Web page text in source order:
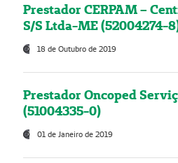
Prestador CERPAM –
S/S Ltda-ME (52004274-
18 de Outubro de 2019
Prestador Oncoped
(51004335-0)
01 de Janeiro de 2019